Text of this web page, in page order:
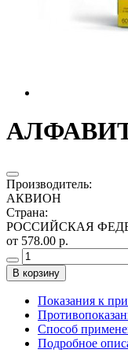
Производитель:
АКВИОН
Страна:
РОССИЙСКАЯ
от 578.00 р.
В корзину
Показания к
Способ
Подробное